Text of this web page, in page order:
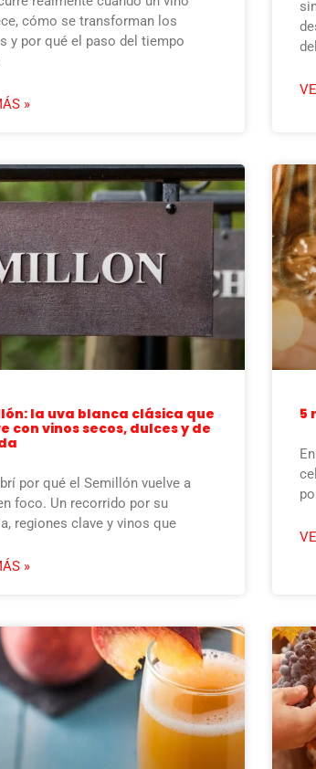
cómo se transforman los
y por qué el paso del tiempo
»
la uva blanca clásica que
con vinos secos, dulces y de
por qué el Semillón vuelve a
foco. Un recorrido por su
regiones clave y vinos que
»
5